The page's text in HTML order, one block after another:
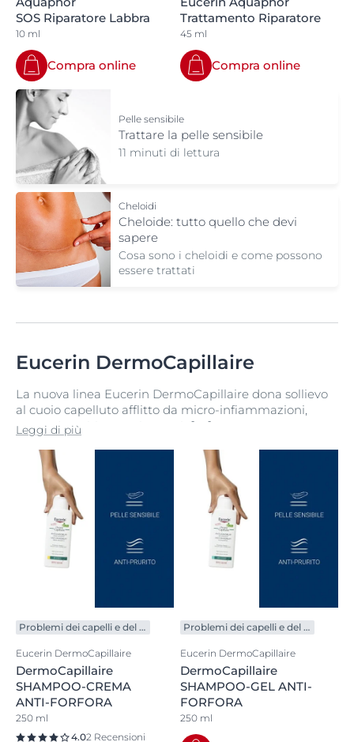
SOS Riparatore Labbra
10 ml
Compra online
Trattamento Riparatore
45 ml
Compra online
Pelle sensibile
Trattare la pelle sensibile
11 minuti di lettura
Cheloidi
Cheloide: tutto quello che devi
sapere
Cosa sono i cheloidi e come possono
essere trattati
Eucerin DermoCapillaire
La nuova linea Eucerin DermoCapillaire dona sollievo
al cuoio capelluto afflitto da micro-infiammazioni,
causa di problematiche quali
forfora secca o grassa
ipersensibile ed alcune forme di diradamento dei
capelli. Gli shampoo e i trattamenti della linea Eucerin
DermoCapillaire ripristinano il naturale equilibrio del
cuoio capelluto e si prendono cura dei capelli dalla
radice alle punte.
Leggi di più
Problemi dei capelli e del cuoio capelluto
Eucerin DermoCapillaire
DermoCapillaire
SHAMPOO-CREMA
ANTI-FORFORA
250 ml
4.02 Recensioni
Problemi dei capelli e del cuoio capelluto
Eucerin DermoCapillaire
DermoCapillaire
SHAMPOO-GEL ANTI-
FORFORA
250 ml